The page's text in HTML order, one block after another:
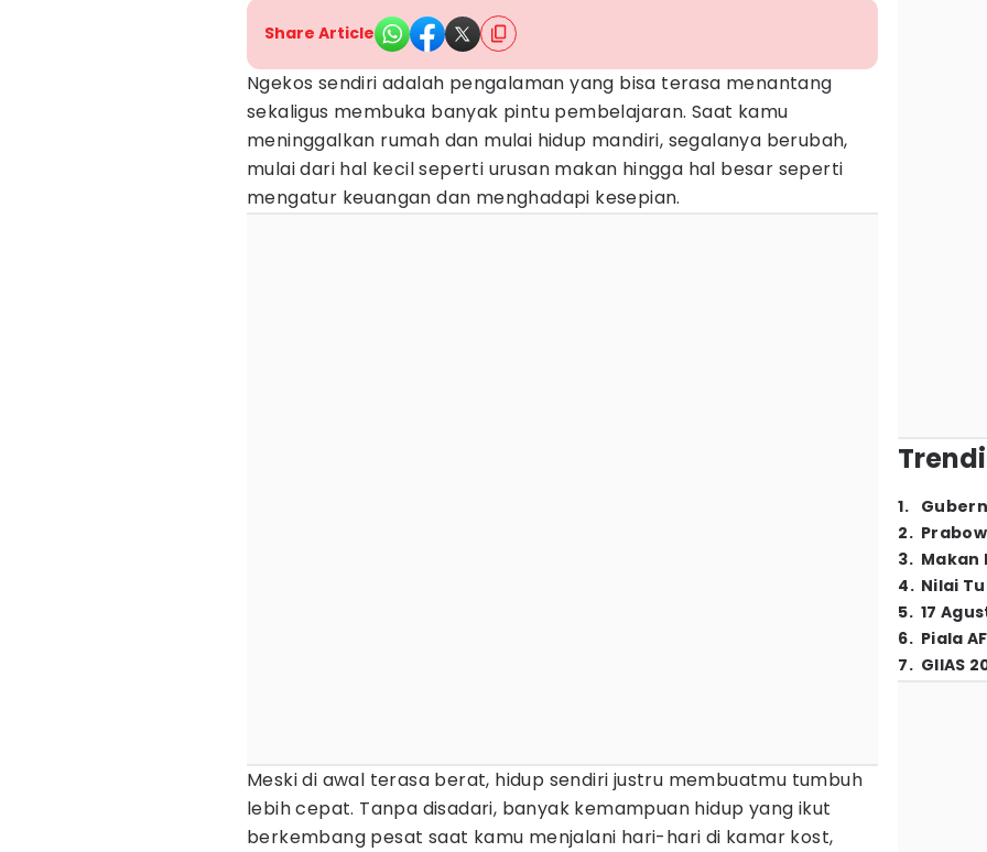
Share Article
Ngekos sendiri adalah pengalaman yang bisa terasa menantang
sekaligus membuka banyak pintu pembelajaran. Saat kamu
meninggalkan rumah dan mulai hidup mandiri, segalanya berubah,
mulai dari hal kecil seperti urusan makan hingga hal besar seperti
mengatur keuangan dan menghadapi kesepian.
Meski di awal terasa berat, hidup sendiri justru membuatmu tumbuh
lebih cepat. Tanpa disadari, banyak kemampuan hidup yang ikut
berkembang pesat saat kamu menjalani hari-hari di kamar kost,
1.
2.
3. Makan
4. Nilai
5. 17
6. Piala
7. GIIAS